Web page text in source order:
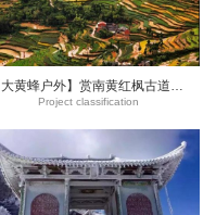
Project classification